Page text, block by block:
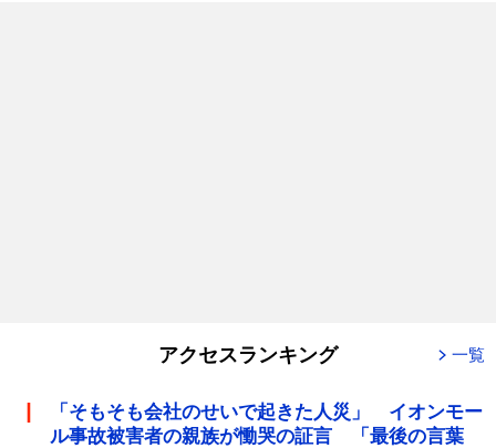
アクセスランキング 一覧
「そもそも会社のせいで起きた人災」 イオンモー
ル事故被害者の親族が慟哭の証言 「最後の言葉